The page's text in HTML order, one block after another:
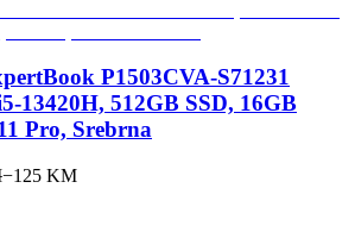
P1503CVA-S71231
13420H, 512GB SSD, 16GB
Pro, Srebrna
−125KM